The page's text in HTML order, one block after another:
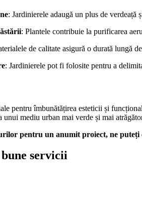
: Jardinierele adaugă un plus de
: Plantele contribuie la purificarea
de calitate asigură o durată lungă
: Jardinierele pot fi folosite pentru a
pentru îmbunătățirea esteticii și
unui mediu urban mai verde și mai
pentru un anumit proiect, ne
servicii